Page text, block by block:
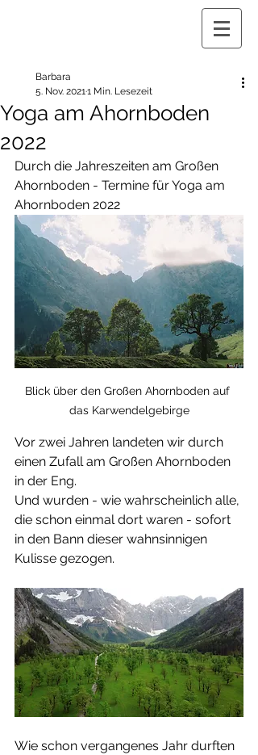
Yoga am Ahornboden
2022
Barbara
5. Nov. 20211 Min. Lesezeit
Durch die Jahreszeiten am Großen
Ahornboden - Termine für Yoga am
Ahornboden 2022
Blick über den Großen Ahornboden auf
das Karwendelgebirge
Vor zwei Jahren landeten wir durch
einen Zufall am Großen Ahornboden
in der Eng.
Und wurden - wie wahrscheinlich alle,
die schon einmal dort waren - sofort
in den Bann dieser wahnsinnigen
Kulisse gezogen.
Wie schon vergangenes Jahr durften